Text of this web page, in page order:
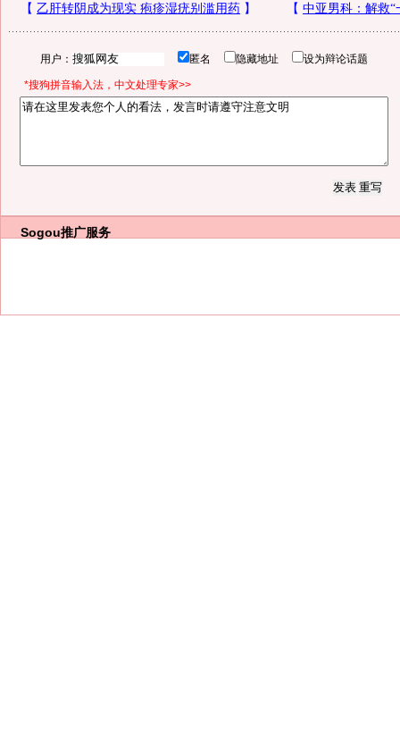
用户： 匿名 隐藏地址 设为辩论话题
*搜狗拼音输入法，中文处理专家>>
Sogou推广服务